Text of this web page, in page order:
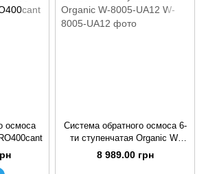
осмоса
Система обратного осмоса 6-
ти ступенчатая Organic W-
8005-UA12
8 989.00 грн